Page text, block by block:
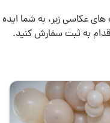
عکاسی زیر، به شما ایده
به ثبت سفارش کنید.